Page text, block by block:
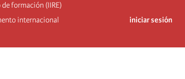
formación (IIRE)
internacional
iniciar sesión